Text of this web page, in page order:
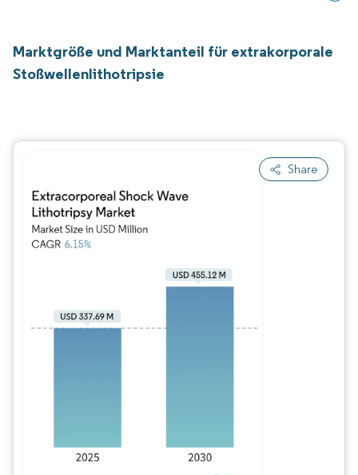
Marktgröße und Marktanteil für extrakorporale
Stoßwellenlithotripsie
Share